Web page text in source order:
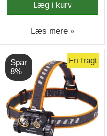
Læg i kurv
Læs mere »
Spar
8%
Fri fragt